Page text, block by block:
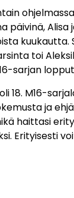
Alisa
toi
sarjan
18. M16-
ja
haittasi
Erityisesti